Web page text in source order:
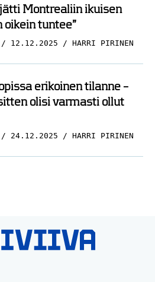
Montrealiin ikuisen
oikein tuntee”
12.12.2025 HARRI PIRINEN
erikoinen tilanne –
olisi varmasti ollut
24.12.2025 HARRI PIRINEN